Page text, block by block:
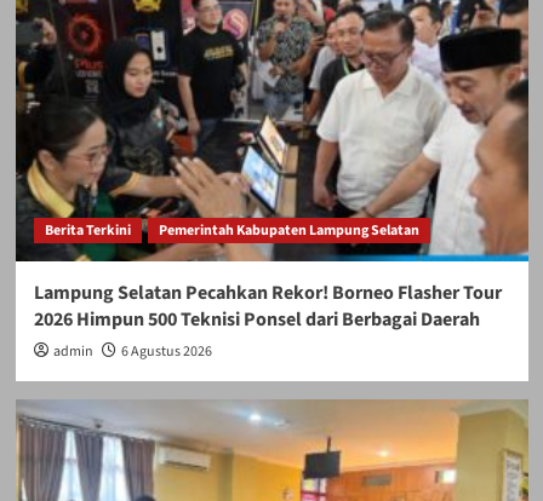
Berita Terkini Pemerintah Kabupaten Lampung Selatan
Lampung Selatan Pecahkan Rekor! Borneo Flasher Tour
2026 Himpun 500 Teknisi Ponsel dari Berbagai Daerah
admin 6 Agustus 2026